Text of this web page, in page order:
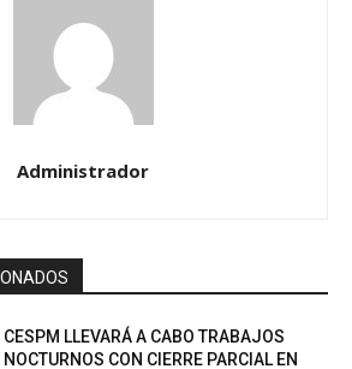
Administrador
CESPM LLEVARÁ A CABO TRABAJOS
NOCTURNOS CON CIERRE PARCIAL EN